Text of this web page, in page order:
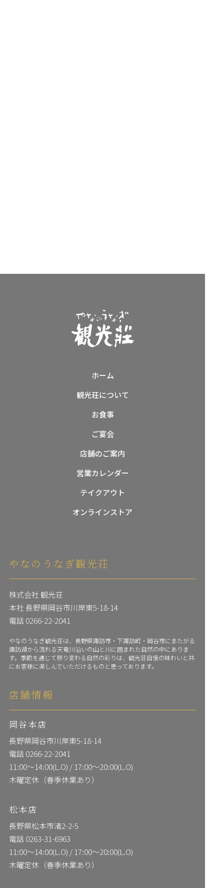
ホーム
観光荘について
お食事
ご宴会
店舗のご案内
営業カレンダー
テイクアウト
オンラインストア
やなのうなぎ観光荘
株式会社 観光荘
本社 長野県岡谷市川岸東5-18-14
電話0266-22-2041
やなのうなぎ観光荘は、長野県諏訪市・下諏訪町・岡谷市にまたがる
諏訪湖から流れる天竜川沿いの山と川に囲まれた自然の中にありま
す。季節を通じて移り変わる自然の彩りは、観光荘自慢の味わいと共
にお客様に楽しんでいただけるものと思っております。
店舗情報
岡谷本店
長野県岡谷市川岸東5-18-14
電話0266-22-2041
11:00〜14:00(L.O) / 17:00〜20:00(L.O)
木曜定休（春季休業あり）
松本店
長野県松本市渚2-2-5
電話0263-31-6963
11:00〜14:00(L.O) / 17:00〜20:00(L.O)
木曜定休（春季休業あり）